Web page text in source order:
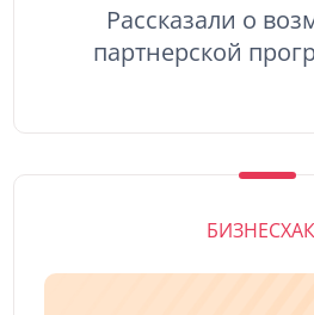
цифровые сервисы. И
IT-специалист,
и
автоматизации
Рассказали о
партнерской